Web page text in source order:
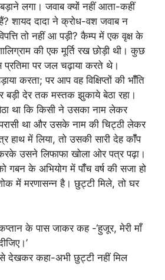
लगा। जवाब क्यों नहीं आता-कहीं
हैं? शायद दादा ने क्रोध-वश जवाब न
तो नहीं आ पड़ी? कैम्प में एक वृक्ष के
की एक मूर्ति रख छोड़ी थी। कुछ
प्रतिमा पर जल चढ़ाया करते थे।
करता; पर आप वह विक्षिप्तों की भॉँति
बड़ी देर तक मस्तक झुकाये बेठा रहा।
था कि किसी ने उसका नाम लेकर
था और उसके नाम की चिट्ठी लेकर
हाथ में लिया, तो उसकी सारी देह कॉँप
उसने लिफाफा खोला ओर पत्र पढ़ा।
गबन के अभियोग में पॉँच वर्ष की सजा हो
में मरणासन्न है। छुट्टी मिले, तो घर
के पास जाकर कह -‘हुजूर, मेरी माँ
देखकर कहा-अभी छुट्टी नहीं मिल